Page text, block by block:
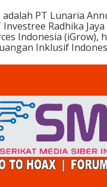
adalah PT Lunaria
Investree Radhika
Indonesia (iGrow),
Inklusif